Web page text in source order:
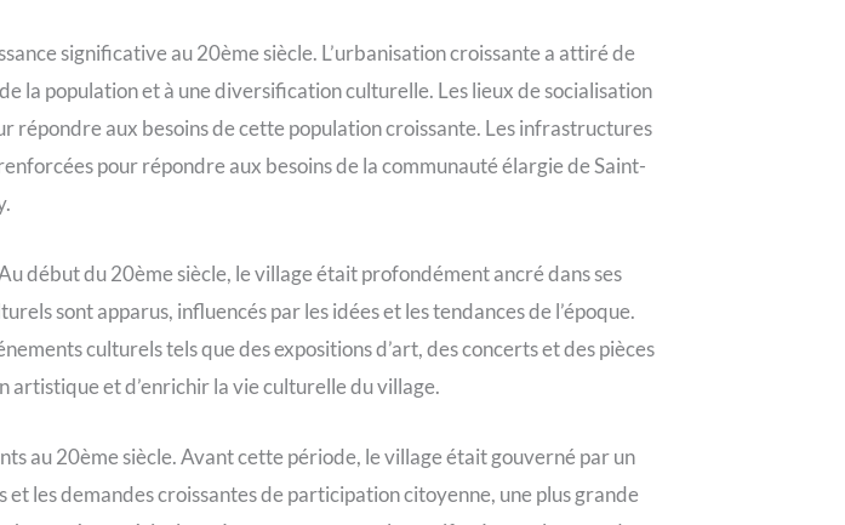
significative au 20ème siècle. L’urbanisation croissante a attiré de
la population et à une diversification culturelle. Les lieux de socialisation
répondre aux besoins de cette population croissante. Les infrastructures
pour répondre aux besoins de la communauté élargie de Saint-
début du 20ème siècle, le village était profondément ancré dans ses
sont apparus, influencés par les idées et les tendances de l’époque.
culturels tels que des expositions d’art, des concerts et des pièces
artistique et d’enrichir la vie culturelle du village.
au 20ème siècle. Avant cette période, le village était gouverné par un
les demandes croissantes de participation citoyenne, une plus grande